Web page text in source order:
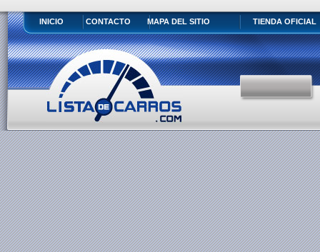
INICIO CONTACTO MAPA DEL SITIO TIENDA OFICIAL